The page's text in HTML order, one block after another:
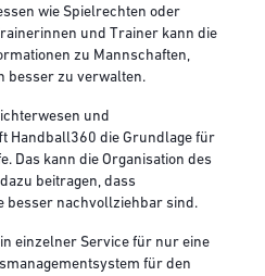
wie Spielrechten oder
und Trainer kann die
zu Mannschaften,
besser zu verwalten.
und
Handball360 die Grundlage für
Das kann die Organisation des
beitragen, dass
besser nachvollziehbar sind.
einzelner Service für nur eine
für den